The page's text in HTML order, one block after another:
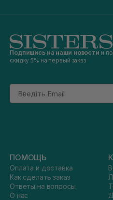
Подпишись на наши новости и
скидку 5% на первый заказ
Email
ПОМОЩЬ
Оплата и доставка
Как сделать заказ
Ответы на вопросы
О нас